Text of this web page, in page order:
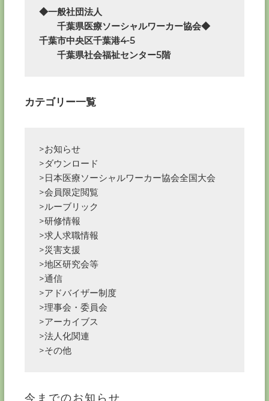
◆一般社団法人
千葉県医療ソーシャルワーカー協会◆
千葉市中央区千葉港4-5
千葉県社会福祉センター5階
カテゴリー一覧
>お知らせ
>ダウンロード
>日本医療ソーシャルワーカー協会全国大会
>会員限定閲覧
>ルーブリック
>研修情報
>求人求職情報
>災害支援
>地区研究会等
>通信
>アドバイザー制度
>理事会・委員会
>アーカイブス
>法人化関連
>その他
今までのお知らせ